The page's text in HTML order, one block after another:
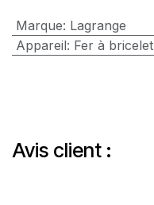
Marque: Lagrange
Appareil: Fer à bricelet
Avis client :